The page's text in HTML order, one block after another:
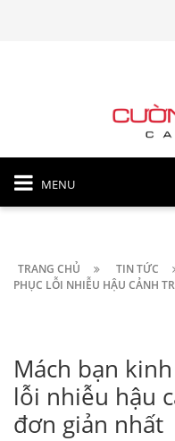
MENU
TRANG CHỦ TIN TỨC
PHỤC LỖI NHIỄU HẬU CẢNH
Mách bạn
lỗi nhiễu hậu
đơn giản nhất